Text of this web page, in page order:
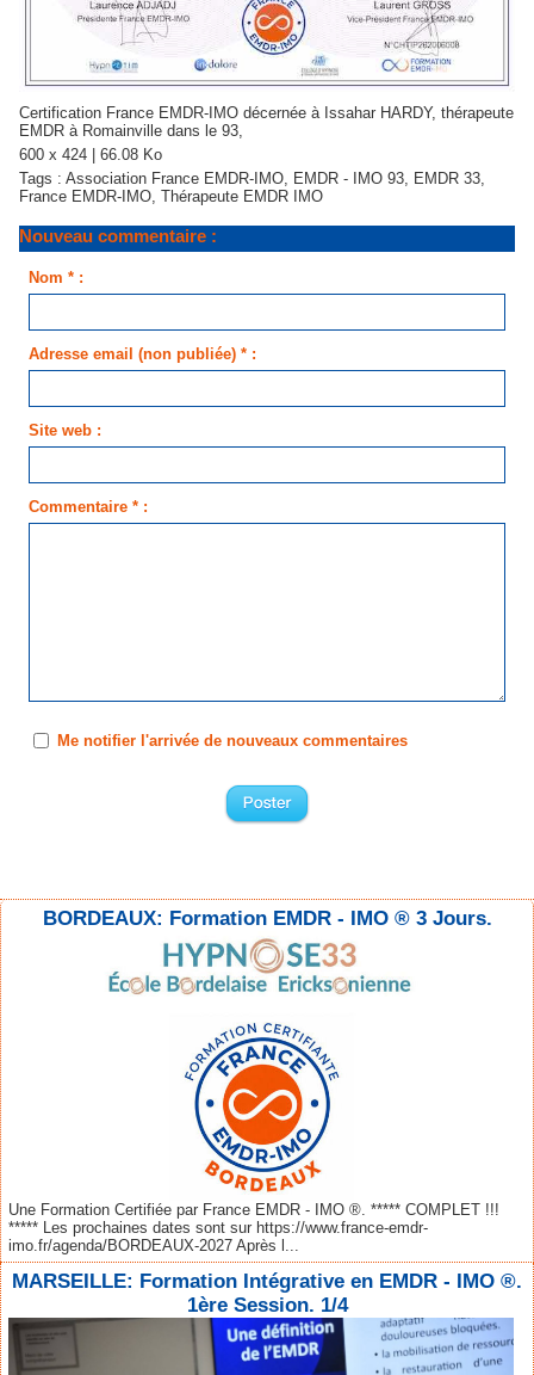
Certification France EMDR-IMO décernée à Issahar HARDY, thérapeute
EMDR à Romainville dans le 93,
600 x 424 | 66.08 Ko
Tags : Association France EMDR-IMO EMDR - IMO 93 EMDR 33
France EMDR-IMO Thérapeute EMDR IMO
Nouveau commentaire :
Nom * :
Adresse email (non publiée) * :
Site web :
Commentaire * :
Me notifier l'arrivée de nouveaux commentaires
BORDEAUX: Formation EMDR - IMO ® 3 Jours.
Une Formation Certifiée par France EMDR - IMO ®. ***** COMPLET !!!
***** Les prochaines dates sont sur https://www.france-emdr-
imo.fr/agenda/BORDEAUX-2027 Après l...
MARSEILLE: Formation Intégrative en EMDR - IMO ®.
1ère Session. 1/4